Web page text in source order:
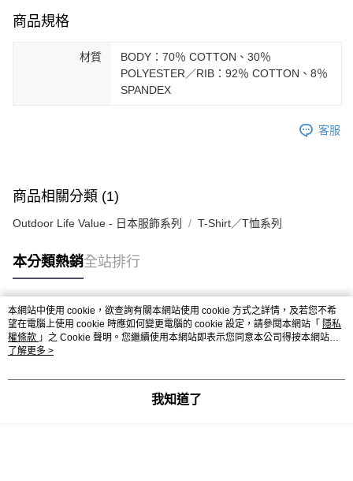
商品規格
材質
BODY：70％ COTTON、30％
POLYESTER／RIB：92％ COTTON、8％
SPANDEX
客服
商品相關分類 (1)
Outdoor Life Value - 日本服飾系列 T-Shirt／T恤系列
本分類熱銷全站排行
熱門標籤
本網站中使用 cookie，欲查詢有關本網站使用 cookie 方式之詳情，及若您不希
望在電腦上使用 cookie 時應如何變更電腦的 cookie 設定，請參閱本網站「 隱私
權條款 」之 Cookie 聲明。您繼續使用本網站即表示您同意本公司得按本網站使
用條款之 Cookie 聲明使用 cookie。
了解更多 >
我知道了